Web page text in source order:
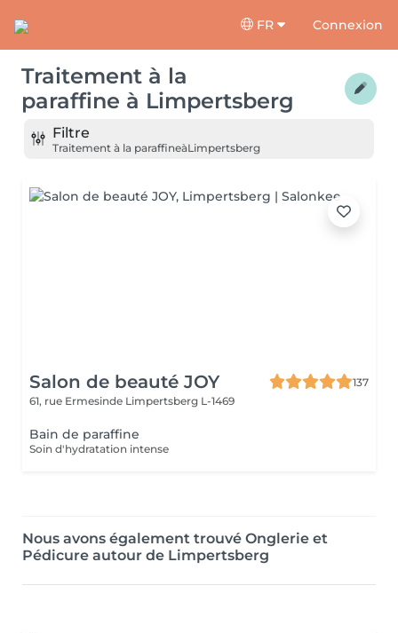
FR Connexion
Traitement à la
paraffine à Limpertsberg
Filtre
Traitement à la paraffineàLimpertsberg
Salon de beauté JOY
137
61, rue Ermesinde Limpertsberg L-1469
Bain de paraffine
Soin d'hydratation intense
Nous avons également trouvé Onglerie et
Pédicure autour de Limpertsberg